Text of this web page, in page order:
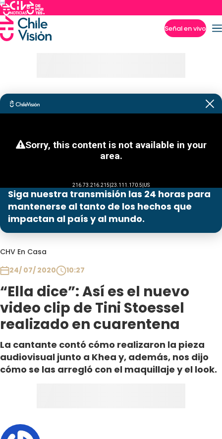
Señal en vivo
Siga nuestra transmisión las 24 horas para
mantenerse al tanto de los hechos que
impactan al país y al mundo.
CHV En Casa
24/ 07/ 2020
10:27
“Ella dice”: Así es el nuevo
video clip de Tini Stoessel
realizado en cuarentena
La cantante contó cómo realizaron la pieza
audiovisual junto a Khea y, además, nos dijo
cómo se las arregló con el maquillaje y el look.
Programas
Club De La Comedia
Contigo en Directo
Plan Perfecto
El Tiempo
Sabingo
Todos Los Programas